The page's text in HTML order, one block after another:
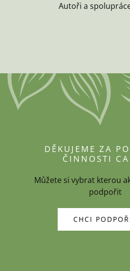
Autoři a
DĚKUJEME ZA
ČINNOSTI
Můžete si vybrat kterou
podpořit
CHCI